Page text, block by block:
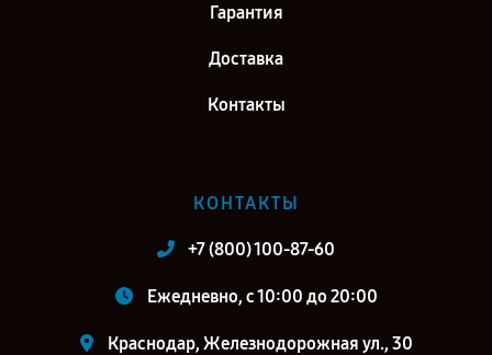
Гарантия
Доставка
Контакты
КОНТАКТЫ
+7 (800) 100-87-60
Ежедневно, с 10:00 до 20:00
Краснодар, Железнодорожная ул., 30